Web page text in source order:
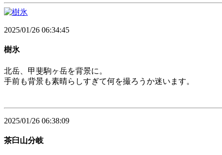
2025/01/26 06:34:45
樹氷
北岳、甲斐駒ヶ岳を背景に。
手前も背景も素晴らしすぎて何を撮ろうか迷います。
2025/01/26 06:38:09
茶臼山分岐